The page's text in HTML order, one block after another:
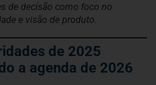
de decisão como foco no
e visão de produto.
de 2025
a agenda de 2026